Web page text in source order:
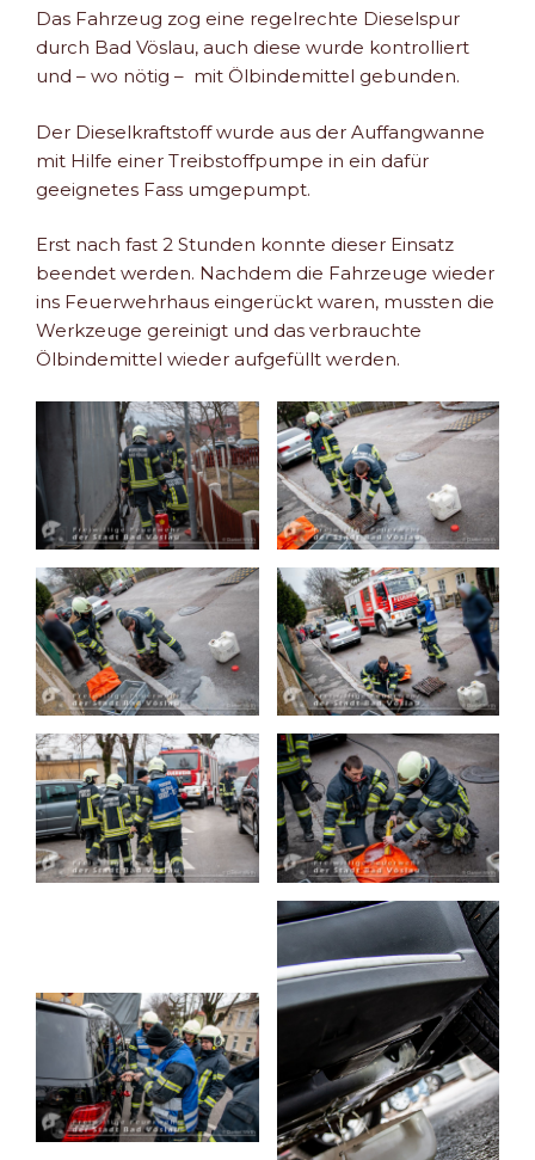
Das Fahrzeug zog eine regelrechte Dieselspur
durch Bad Vöslau, auch diese wurde kontrolliert
und – wo nötig – mit Ölbindemittel gebunden.
Der Dieselkraftstoff wurde aus der Auffangwanne
mit Hilfe einer Treibstoffpumpe in ein dafür
geeignetes Fass umgepumpt.
Erst nach fast 2 Stunden konnte dieser Einsatz
beendet werden. Nachdem die Fahrzeuge wieder
ins Feuerwehrhaus eingerückt waren, mussten die
Werkzeuge gereinigt und das verbrauchte
Ölbindemittel wieder aufgefüllt werden.